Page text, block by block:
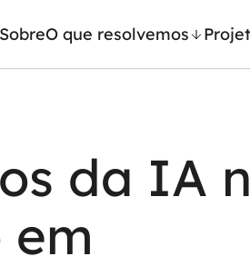
SobreO que resolvemos
da IA
em